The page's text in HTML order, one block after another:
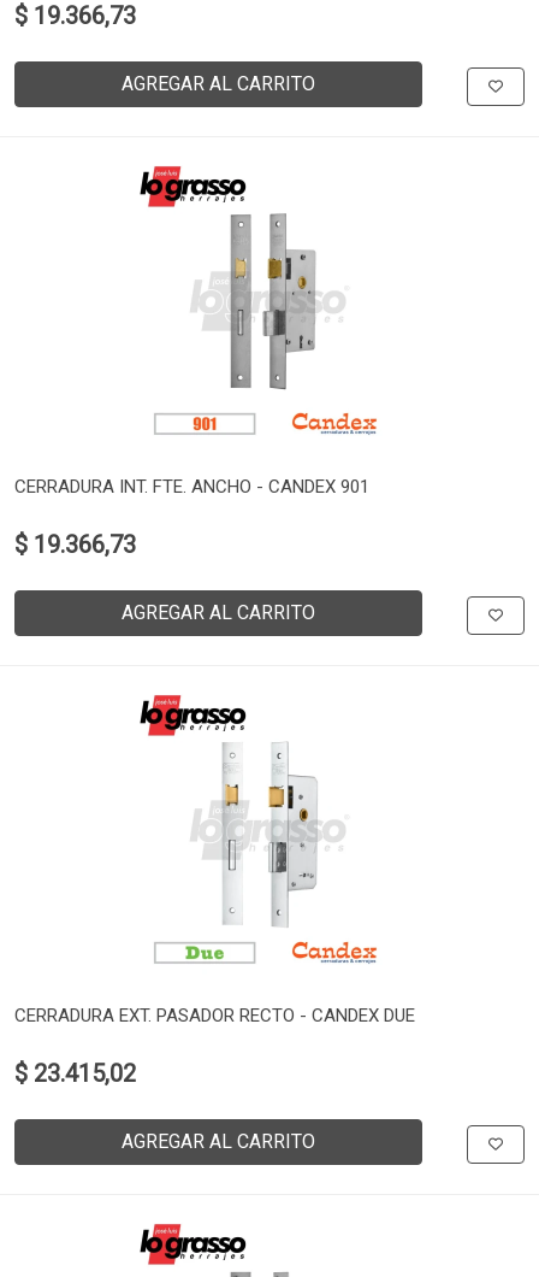
$ 19.366,73
AGREGAR AL CARRITO
CERRADURA INT. FTE. ANCHO - CANDEX 901
$ 19.366,73
AGREGAR AL CARRITO
CERRADURA EXT. PASADOR RECTO - CANDEX DUE
$ 23.415,02
AGREGAR AL CARRITO